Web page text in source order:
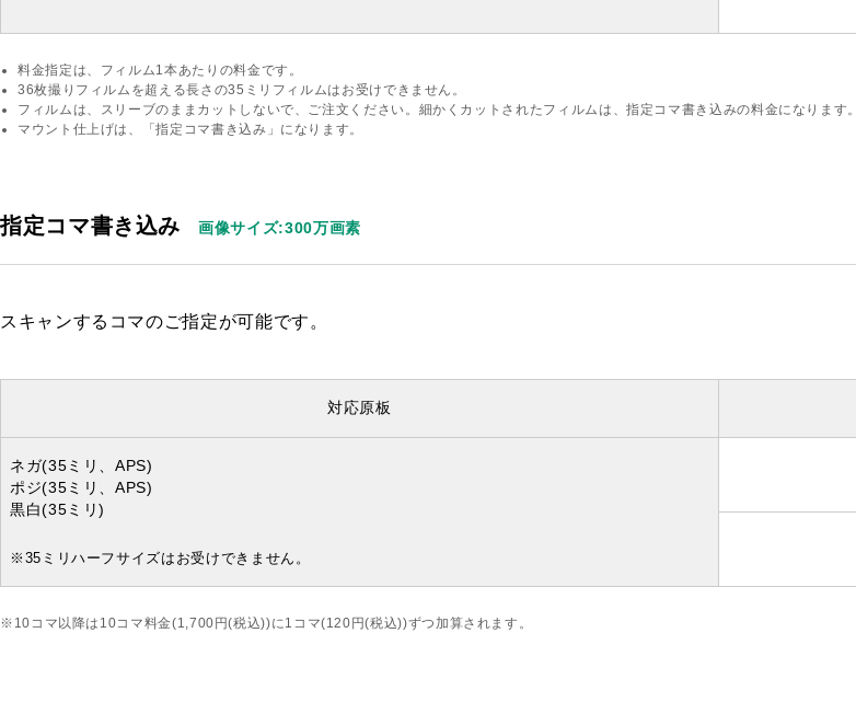
料金指定は、フィルム1本あたりの料金です。
36枚撮りフィルムを超える長さの35ミリフィルムはお受けできません。
フィルムは、スリーブのままカットしないで、ご注文ください。細かくカットされたフィルムは、指定コマ書き込みの料金になります。
マウント仕上げは、「指定コマ書き込み」になります。
指定コマ書き込み 画像サイズ:300万画素
スキャンするコマのご指定が可能です。
対応原板
ネガ(35ミリ、APS)
ポジ(35ミリ、APS)
黒白(35ミリ)
※35ミリハーフサイズはお受けできません。
※10コマ以降は10コマ料金(1,700円(税込))に1コマ(120円(税込))ずつ加算されます。